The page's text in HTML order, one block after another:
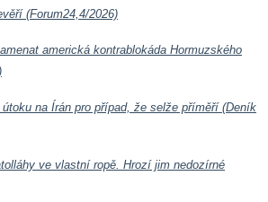
(Forum24,4/2026)
americká kontrablokáda Hormuzského
na Írán pro případ, že selže příměří (Deník
ve vlastní ropě. Hrozí jim nedozírné